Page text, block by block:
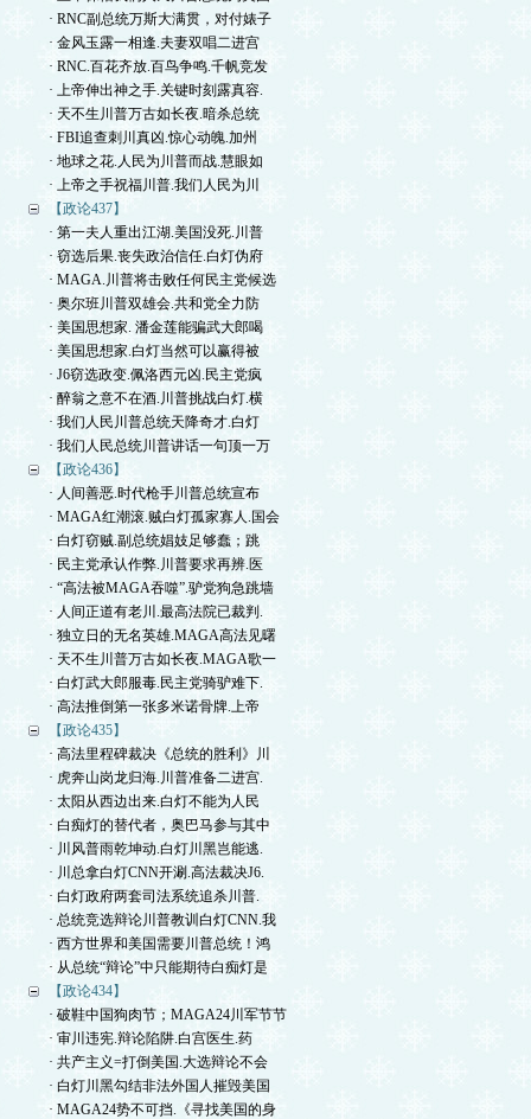
· RNC副总统万斯大满贯，对付婊子
· 金风玉露一相逢.夫妻双唱二进宫
· RNC.百花齐放.百鸟争鸣.千帆竞发
· 上帝伸出神之手.关键时刻露真容.
· 天不生川普万古如长夜.暗杀总统
· FBI追查刺川真凶.惊心动魄.加州
· 地球之花.人民为川普而战.慧眼如
· 上帝之手祝福川普.我们人民为川
【政论437】
· 第一夫人重出江湖.美国没死.川普
· 窃选后果.丧失政治信任.白灯伪府
· MAGA.川普将击败任何民主党候选
· 奥尔班川普双雄会.共和党全力防
· 美国思想家. 潘金莲能骗武大郎喝
· 美国思想家.白灯当然可以赢得被
· J6窃选政变.佩洛西元凶.民主党疯
· 醉翁之意不在酒.川普挑战白灯.横
· 我们人民川普总统天降奇才.白灯
· 我们人民总统川普讲话一句顶一万
【政论436】
· 人间善恶.时代枪手川普总统宣布
· MAGA红潮滚.贼白灯孤家寡人.国会
· 白灯窃贼.副总统娼妓足够蠢；跳
· 民主党承认作弊.川普要求再辨.医
· “高法被MAGA吞噬”.驴党狗急跳墙
· 人间正道有老川.最高法院已裁判.
· 独立日的无名英雄.MAGA高法见曙
· 天不生川普万古如长夜.MAGA歌一
· 白灯武大郎服毒.民主党骑驴难下.
· 高法推倒第一张多米诺骨牌.上帝
【政论435】
· 高法里程碑裁决《总统的胜利》川
· 虎奔山岗龙归海.川普准备二进宫.
· 太阳从西边出来.白灯不能为人民
· 白痴灯的替代者，奥巴马参与其中
· 川风普雨乾坤动.白灯川黑岂能逃.
· 川总拿白灯CNN开涮.高法裁决J6.
· 白灯政府两套司法系统追杀川普.
· 总统竞选辩论川普教训白灯CNN.我
· 西方世界和美国需要川普总统！鸿
· 从总统“辩论”中只能期待白痴灯是
【政论434】
· 破鞋中国狗肉节；MAGA24川军节节
· 审川违宪.辩论陷阱.白宫医生.药
· 共产主义=打倒美国.大选辩论不会
· 白灯川黑勾结非法外国人摧毁美国
· MAGA24势不可挡.《寻找美国的身